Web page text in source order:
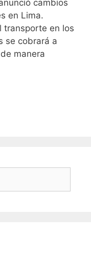
cambios
en Lima.
transporte en los
se cobrará a
manera